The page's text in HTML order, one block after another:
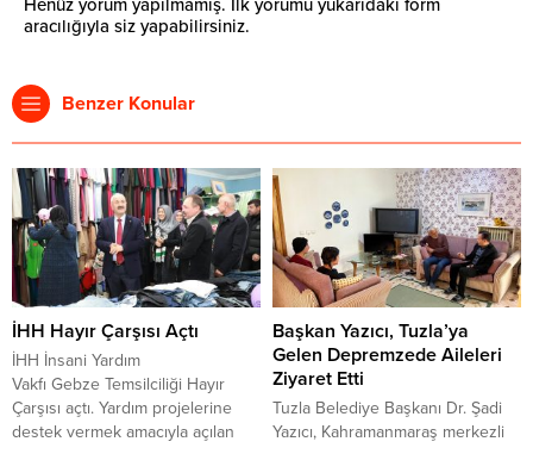
Henüz yorum yapılmamış. İlk yorumu yukarıdaki form
aracılığıyla siz yapabilirsiniz.
Benzer Konular
İHH Hayır Çarşısı Açtı
İHH İnsani Yardım
Vakfı Gebze Temsilciliği Hayır
Çarşısı açtı. Yardım projelerine
destek vermek amacıyla açılan
Başkan Yazıcı, Tuzla’ya
Gelen Depremzede Aileleri
Ziyaret Etti
Tuzla Belediye Başkanı Dr. Şadi
Yazıcı, Kahramanmaraş merkezli